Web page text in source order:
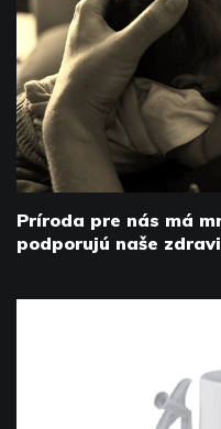
Príroda pre nás má
podporujú naše